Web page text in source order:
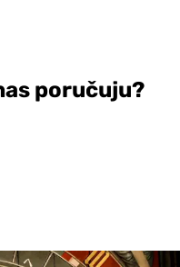
poručuju?